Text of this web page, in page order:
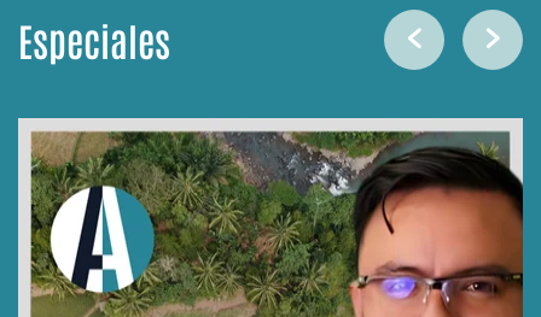
Especiales